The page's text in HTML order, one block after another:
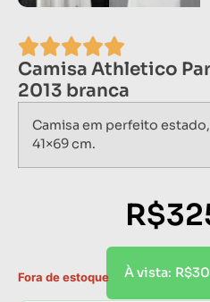
Camisa Athletico
2013 branca
Camisa em perfeito
41×69 cm.
R$
À vista: R$
Fora de estoque